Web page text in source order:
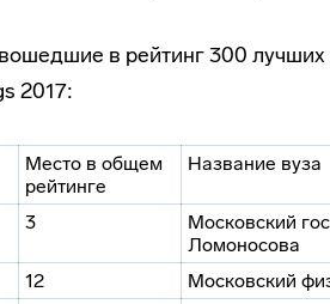
в рейтинг 300 лучших
2017:
Место в общем
рейтинге
Название вуза
3
Московский
Ломоносова
12 Московский